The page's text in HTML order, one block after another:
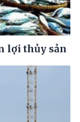
lợi thủy sản